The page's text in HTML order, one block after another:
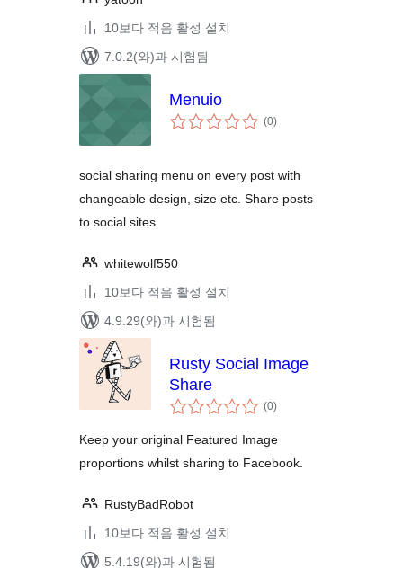
10보다 적음 활성 설치
7.0.2(와)과 시험됨
Menuio
(0전
체)
social sharing menu on every post with
changeable design, size etc. Share posts
to social sites.
whitewolf550
10보다 적음 활성 설치
4.9.29(와)과 시험됨
Rusty Social Image
Share
(0전
체)
Keep your original Featured Image
proportions whilst sharing to Facebook.
RustyBadRobot
10보다 적음 활성 설치
5.4.19(와)과 시험됨